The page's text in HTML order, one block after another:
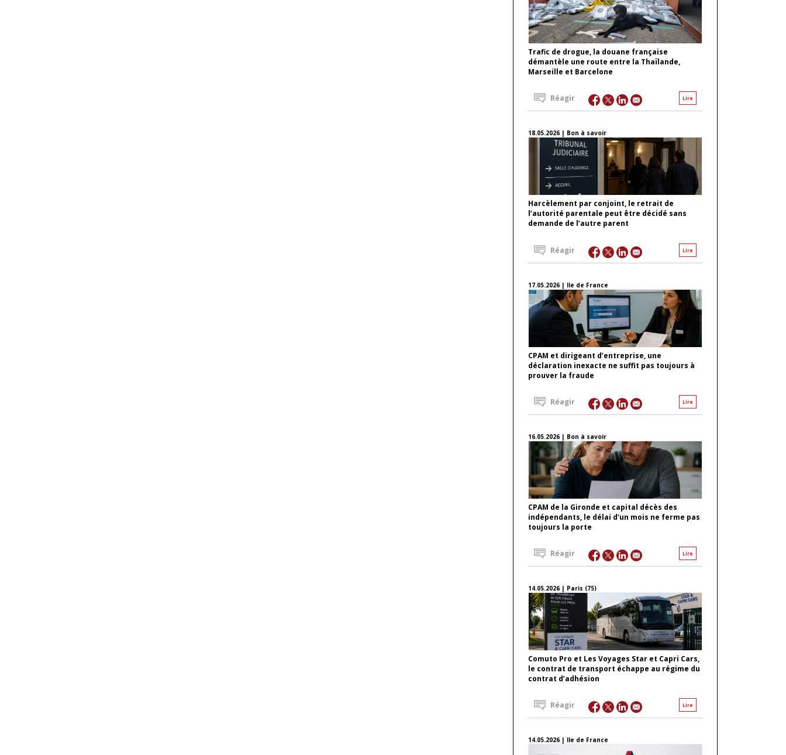
Trafic de drogue, la douane française
démantèle une route entre la Thaïlande,
Marseille et Barcelone
Lire
Réagir
18.05.2026 | Bon à savoir
Harcèlement par conjoint, le retrait de
l’autorité parentale peut être décidé sans
demande de l’autre parent
Lire
Réagir
17.05.2026 | Ile de France
CPAM et dirigeant d’entreprise, une
déclaration inexacte ne suffit pas toujours à
prouver la fraude
Lire
Réagir
16.05.2026 | Bon à savoir
CPAM de la Gironde et capital décès des
indépendants, le délai d’un mois ne ferme pas
toujours la porte
Lire
Réagir
14.05.2026 | Paris (75)
Comuto Pro et Les Voyages Star et Capri Cars,
le contrat de transport échappe au régime du
contrat d’adhésion
Lire
Réagir
14.05.2026 | Ile de France